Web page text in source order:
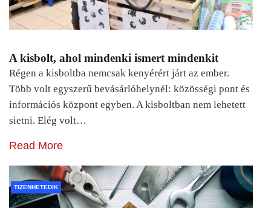
A kisbolt, ahol mindenki ismert mindenkit
Régen a kisboltba nemcsak kenyérért járt az ember.
Több volt egyszerű bevásárlóhelynél: közösségi pont és
információs központ egyben. A kisboltban nem lehetett
sietni. Elég volt…
Read More
TIZENHETEDIK